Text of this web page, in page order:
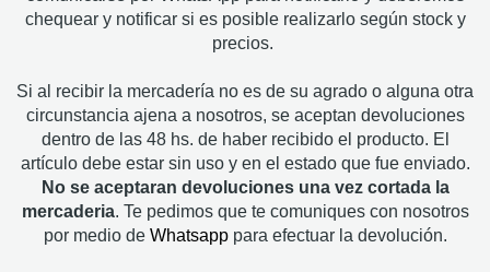
chequear y notificar si es posible realizarlo según stock y
precios.
Si al recibir la mercadería no es de su agrado o alguna otra
circunstancia ajena a nosotros, se aceptan devoluciones
dentro de las 48 hs. de haber recibido el producto. El
artículo debe estar sin uso y en el estado que fue enviado.
No se aceptaran devoluciones una vez cortada la
mercaderia. Te pedimos que te comuniques con nosotros
por medio de Whatsapppara efectuar la devolución.